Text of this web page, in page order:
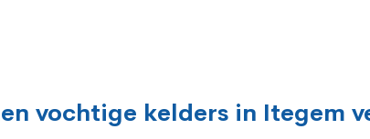
vochtige kelders in Itegem